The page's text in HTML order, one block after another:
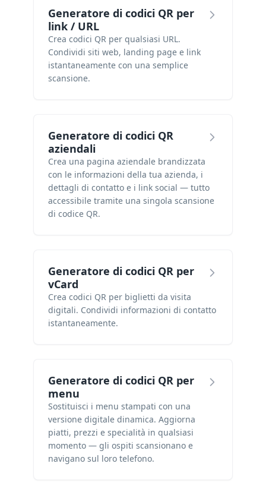
Generatore di codici QR per
link / URL
Crea codici QR per qualsiasi URL.
Condividi siti web, landing page e link
istantaneamente con una semplice
scansione.
Generatore di codici QR
aziendali
Crea una pagina aziendale brandizzata
con le informazioni della tua azienda, i
dettagli di contatto e i link social — tutto
accessibile tramite una singola scansione
di codice QR.
Generatore di codici QR per
vCard
Crea codici QR per biglietti da visita
digitali. Condividi informazioni di contatto
istantaneamente.
Generatore di codici QR per
menu
Sostituisci i menu stampati con una
versione digitale dinamica. Aggiorna
piatti, prezzi e specialità in qualsiasi
momento — gli ospiti scansionano e
navigano sul loro telefono.